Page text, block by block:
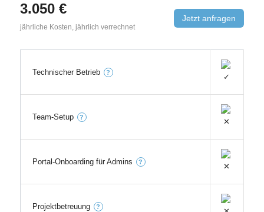
3.050 €
jährliche Kosten, jährlich verrechnet
Jetzt anfragen
Technischer Betrieb ?
Team-Setup ?
Portal-Onboarding für Admins ?
Projektbetreuung ?